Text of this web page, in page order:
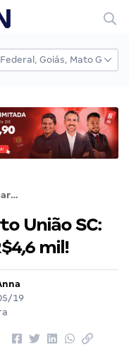
Edital Câmara de Porto União SC: SAIU! Iniciais de até R$4,6 mil!
União SC:
mil!
19